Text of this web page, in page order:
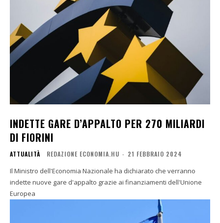
INDETTE GARE D’APPALTO PER 270 MILIARDI
DI FIORINI
ATTUALITÀ REDAZIONE ECONOMIA.HU - 21 FEBBRAIO 2024
Il Ministro dell'Economia Nazionale ha dichiarato che verranno
indette nuove gare d'appalto grazie ai finanziamenti dell'Unione
Europea